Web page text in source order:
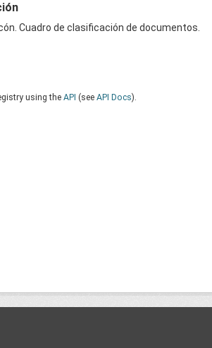
Cuadro de clasificación de documentos.
using the API (see API Docs).